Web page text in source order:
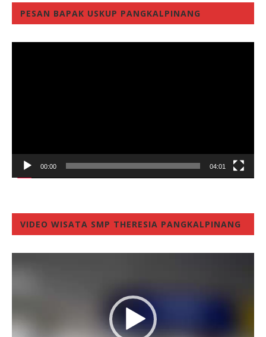
PESAN BAPAK USKUP PANGKALPINANG
00:00 04:01
VIDEO WISATA SMP THERESIA PANGKALPINANG